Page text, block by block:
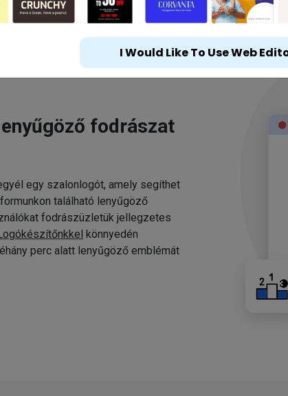
fodrászat
egy szalonlogót, amely segíthet
található lenyűgöző
fodrászüzletük jellegzetes
könnyedén
perc alatt lenyűgöző emblémát
I Would Like To Use Web